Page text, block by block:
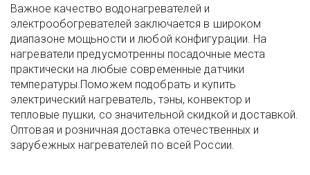
Важное качество водонагревателей и
электрообогревателей заключается в широком
диапазоне мощьности и любой конфигурации. На
нагреватели предусмотренны посадочные места
практически на любые современные датчики
температуры.Поможем подобрать и купить
электрический нагреватель, тэны, конвектор и
тепловые пушки, со значительной скидкой и доставкой.
Оптовая и розничная доставка отечественных и
зарубежных нагревателей по всей России.